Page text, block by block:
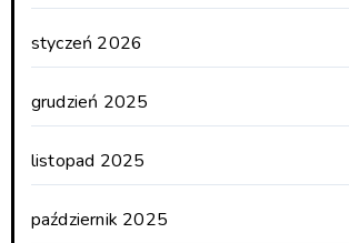
styczeń 2026
grudzień 2025
listopad 2025
październik 2025